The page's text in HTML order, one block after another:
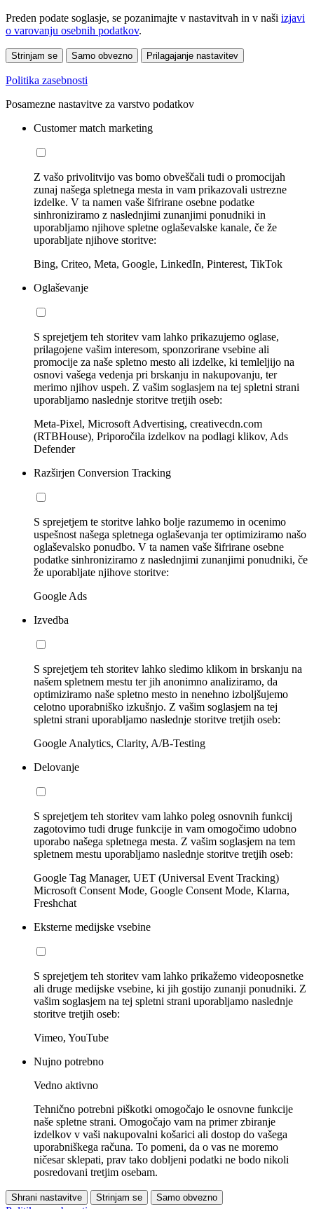
Preden podate soglasje, se pozanimajte v nastavitvah in v naši izjavi
o varovanju osebnih podatkov.
Strinjam se Samo obvezno Prilagajanje nastavitev
Politika zasebnosti
Posamezne nastavitve za varstvo podatkov
Customer match marketing
Z vašo privolitvijo vas bomo obveščali tudi o promocijah
zunaj našega spletnega mesta in vam prikazovali ustrezne
izdelke. V ta namen vaše šifrirane osebne podatke
sinhroniziramo z naslednjimi zunanjimi ponudniki in
uporabljamo njihove spletne oglaševalske kanale, če že
uporabljate njihove storitve:
Bing, Criteo, Meta, Google, LinkedIn, Pinterest, TikTok
Oglaševanje
S sprejetjem teh storitev vam lahko prikazujemo oglase,
prilagojene vašim interesom, sponzorirane vsebine ali
promocije za naše spletno mesto ali izdelke, ki temleljijo na
osnovi vašega vedenja pri brskanju in nakupovanju, ter
merimo njihov uspeh. Z vašim soglasjem na tej spletni strani
uporabljamo naslednje storitve tretjih oseb:
Meta-Pixel, Microsoft Advertising, creativecdn.com
(RTBHouse), Priporočila izdelkov na podlagi klikov, Ads
Defender
Razširjen Conversion Tracking
S sprejetjem te storitve lahko bolje razumemo in ocenimo
uspešnost našega spletnega oglaševanja ter optimiziramo našo
oglaševalsko ponudbo. V ta namen vaše šifrirane osebne
podatke sinhroniziramo z naslednjimi zunanjimi ponudniki, če
že uporabljate njihove storitve:
Google Ads
Izvedba
S sprejetjem teh storitev lahko sledimo klikom in brskanju na
našem spletnem mestu ter jih anonimno analiziramo, da
optimiziramo naše spletno mesto in nenehno izboljšujemo
celotno uporabniško izkušnjo. Z vašim soglasjem na tej
spletni strani uporabljamo naslednje storitve tretjih oseb:
Google Analytics, Clarity, A/B-Testing
Delovanje
S sprejetjem teh storitev vam lahko poleg osnovnih funkcij
zagotovimo tudi druge funkcije in vam omogočimo udobno
uporabo našega spletnega mesta. Z vašim soglasjem na tem
spletnem mestu uporabljamo naslednje storitve tretjih oseb:
Google Tag Manager, UET (Universal Event Tracking)
Microsoft Consent Mode, Google Consent Mode, Klarna,
Freshchat
Eksterne medijske vsebine
S sprejetjem teh storitev vam lahko prikažemo videoposnetke
ali druge medijske vsebine, ki jih gostijo zunanji ponudniki. Z
vašim soglasjem na tej spletni strani uporabljamo naslednje
storitve tretjih oseb:
Vimeo, YouTube
Nujno potrebno
Vedno aktivno
Tehnično potrebni piškotki omogočajo le osnovne funkcije
naše spletne strani. Omogočajo vam na primer zbiranje
izdelkov v vaši nakupovalni košarici ali dostop do vašega
uporabniškega računa. To pomeni, da o vas ne moremo
ničesar sklepati, prav tako dobljeni podatki ne bodo nikoli
posredovani tretjim osebam.
Shrani nastavitve Strinjam se Samo obvezno